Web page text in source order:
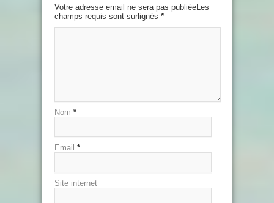
Votre adresse email ne sera pas publiéeLes
champs requis sont surlignés *
Nom *
Email *
Site internet